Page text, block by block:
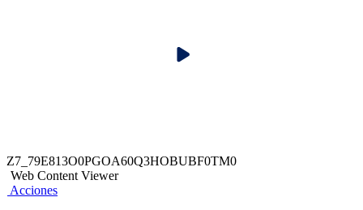
Z7_79E813O0PGOA60Q3HOBUBF0TM0
Web Content Viewer
Acciones